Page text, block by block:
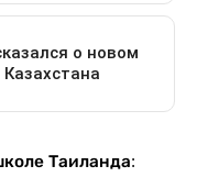
Таиланда: